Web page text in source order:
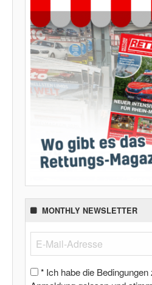
MONTHLY NEWSLETTER
* Ich habe die